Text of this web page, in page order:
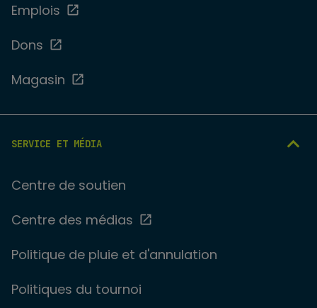
Emplois
Dons
Magasin
SERVICE ET MÉDIA
Centre de soutien
Centre des médias
Politique de pluie et d'annulation
Politiques du tournoi